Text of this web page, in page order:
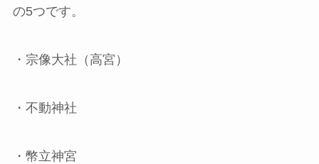
の5つです。
・宗像大社（高宮）
・不動神社
・幣立神宮